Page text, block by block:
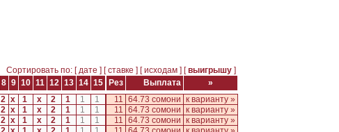
Сортировать по: [дате ] [ставке ] [исходам ] [выигрышу ]
8 9 10 11 12 13 14 15 Рез Выплата
»
2 x 1 x 2 1 1 1 11 64.73 сомони к варианту »
2 x 1 x 2 1 1 1 11 64.73 сомони к варианту »
2 x 1 x 2 1 1 1 11 64.73 сомони к варианту »